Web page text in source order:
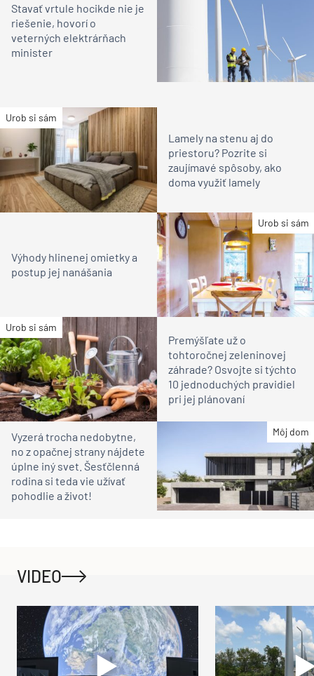
Stavať vrtule hocikde nie je
riešenie, hovorí o
veterných elektrárňach
minister
Urob si sám
Lamely na stenu aj do
priestoru? Pozrite si
zaujímavé spôsoby, ako
doma využiť lamely
Urob si sám
Výhody hlinenej omietky a
postup jej nanášania
Urob si sám
Premýšľate už o
tohtoročnej zeleninovej
záhrade? Osvojte si týchto
10 jednoduchých pravidiel
pri jej plánovaní
Môj dom
Vyzerá trocha nedobytne,
no z opačnej strany nájdete
úplne iný svet. Šesťčlenná
rodina si teda vie užívať
pohodlie a život!
VIDEO